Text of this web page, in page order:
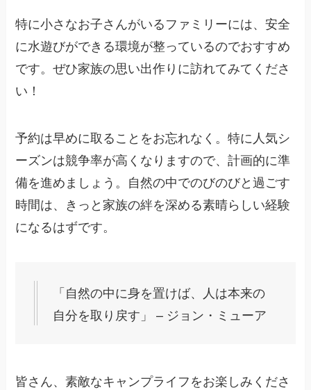
特に小さなお子さんがいるファミリーには、安全
に水遊びができる環境が整っているのでおすすめ
です。ぜひ家族の思い出作りに訪れてみてくださ
い！
予約は早めに取ることをお忘れなく。特に人気シ
ーズンは競争率が高くなりますので、計画的に準
備を進めましょう。自然の中でのびのびと過ごす
時間は、きっと家族の絆を深める素晴らしい経験
になるはずです。
「自然の中に身を置けば、人は本来の
自分を取り戻す」 – ジョン・ミューア
皆さん、素敵なキャンプライフをお楽しみくださ